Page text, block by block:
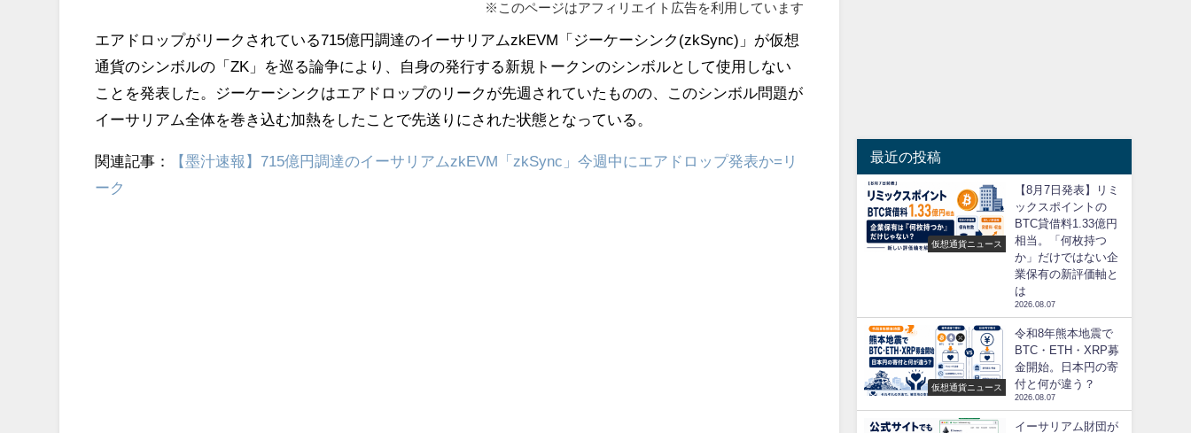
※このページはアフィリエイト広告を利用しています
エアドロップがリークされている715億円調達のイーサリアムzkEVM「ジーケーシンク(zkSync)」が仮想
通貨のシンボルの「ZK」を巡る論争により、自身の発行する新規トークンのシンボルとして使用しない
ことを発表した。ジーケーシンクはエアドロップのリークが先週されていたものの、このシンボル問題が
イーサリアム全体を巻き込む加熱をしたことで先送りにされた状態となっている。
関連記事：
【墨汁速報】715億円調達のイーサリアムzkEVM「zkSync」今週中にエアドロップ発表か=リ
ーク
最近の投稿
仮想通貨ニュース
【8月7日発表】リミ
ックスポイントの
BTC貸借料1.33億円
相当。「何枚持つ
か」だけではない企
業保有の新評価軸と
は
2026.08.07
仮想通貨ニュース
令和8年熊本地震で
BTC・ETH・XRP募
金開始。日本円の寄
付と何が違う？
2026.08.07
イーサリアム財団が